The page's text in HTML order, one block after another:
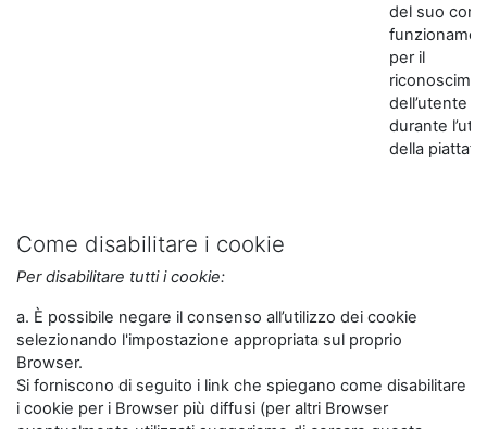
del suo
per il
dell’utente
durante
della
Come disabilitare i cookie
Per disabilitare tutti i cookie:
a. È possibile negare il consenso all’utilizzo dei cookie
selezionando l'impostazione appropriata sul proprio
Browser.
Si forniscono di seguito i link che spiegano come disabilitare
i cookie per i Browser più diffusi (per altri Browser